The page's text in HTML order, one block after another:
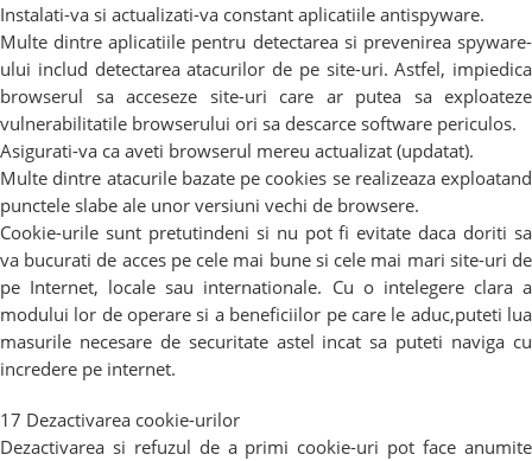
Instalati-va si actualizati-va constant aplicatiile antispyware.
Multe dintre aplicatiile pentru detectarea si prevenirea spyware-
ului includ detectarea atacurilor de pe site-uri. Astfel, impiedica
browserul sa acceseze site-uri care ar putea sa exploateze
vulnerabilitatile browserului ori sa descarce software periculos.
Asigurati-va ca aveti browserul mereu actualizat (updatat).
Multe dintre atacurile bazate pe cookies se realizeaza exploatand
punctele slabe ale unor versiuni vechi de browsere.
Cookie-urile sunt pretutindeni si nu pot fi evitate daca doriti sa
va bucurati de acces pe cele mai bune si cele mai mari site-uri de
pe Internet, locale sau internationale. Cu o intelegere clara a
modului lor de operare si a beneficiilor pe care le aduc,puteti lua
masurile necesare de securitate astel incat sa puteti naviga cu
incredere pe internet.
17 Dezactivarea cookie-urilor
Dezactivarea si refuzul de a primi cookie-uri pot face anumite